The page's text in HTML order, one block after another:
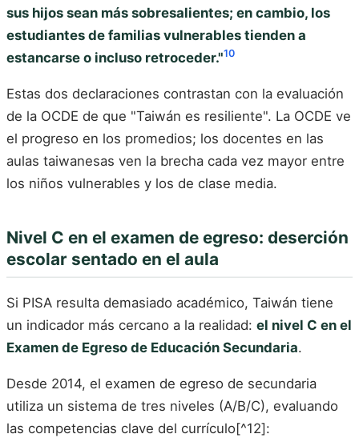
sus hijos sean más sobresalientes; en cambio, los
estudiantes de familias vulnerables tienden a
estancarse o incluso retroceder."10
Estas dos declaraciones contrastan con la evaluación
de la OCDE de que "Taiwán es resiliente". La OCDE ve
el progreso en los promedios; los docentes en las
aulas taiwanesas ven la brecha cada vez mayor entre
los niños vulnerables y los de clase media.
Nivel C en el examen de egreso: deserción
escolar sentado en el aula
Si PISA resulta demasiado académico, Taiwán tiene
un indicador más cercano a la realidad: el nivel C en el
Examen de Egreso de Educación Secundaria.
Desde 2014, el examen de egreso de secundaria
utiliza un sistema de tres niveles (A/B/C), evaluando
las competencias clave del currículo[^12]: